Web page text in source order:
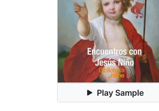
Play Sample